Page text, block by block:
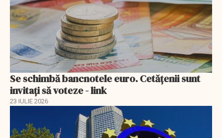
Se schimbă bancnotele euro. Cetățenii sunt
invitați să voteze - link
23 IULIE 2026